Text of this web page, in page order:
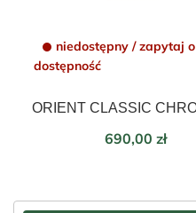
niedostępny / zapytaj o
dostępność
Cena
690,00 zł